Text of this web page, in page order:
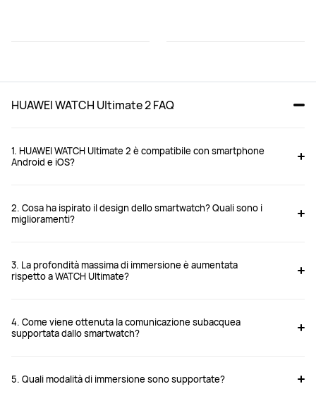
HUAWEI WATCH Ultimate 2 FAQ
1. HUAWEI WATCH Ultimate 2 è compatibile con smartphone
Android e iOS?
2. Cosa ha ispirato il design dello smartwatch? Quali sono i
miglioramenti?
3. La profondità massima di immersione è aumentata
rispetto a WATCH Ultimate?
4. Come viene ottenuta la comunicazione subacquea
supportata dallo smartwatch?
5. Quali modalità di immersione sono supportate?